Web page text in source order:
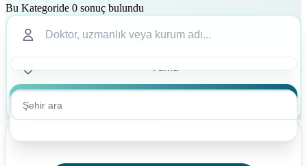
Bu Kategoride 0 sonuç bulundu